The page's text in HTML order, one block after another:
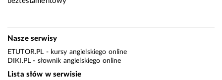
Nasze serwisy
ETUTOR.PL - kursy angielskiego online
DIKI.PL - słownik angielskiego online
Lista słów w serwisie